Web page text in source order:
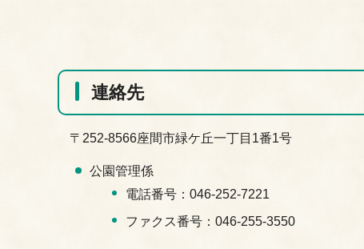
連絡先
〒252-8566座間市緑ケ丘一丁目1番1号
公園管理係
電話番号：046-252-7221
ファクス番号：046-255-3550